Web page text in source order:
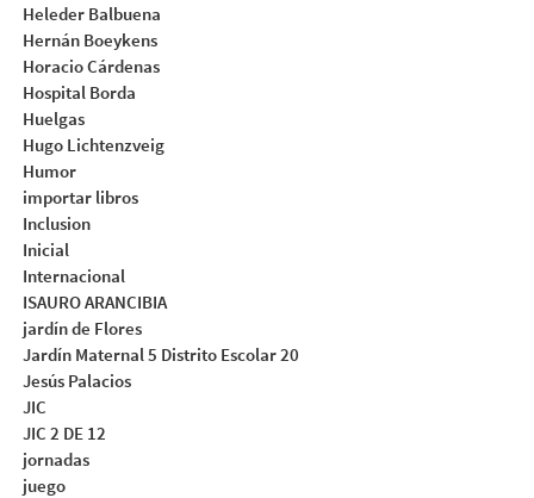
Heleder Balbuena
Hernán Boeykens
Horacio Cárdenas
Hospital Borda
Huelgas
Hugo Lichtenzveig
Humor
importar libros
Inclusion
Inicial
Internacional
ISAURO ARANCIBIA
jardín de Flores
Jardín Maternal 5 Distrito Escolar 20
Jesús Palacios
JIC
JIC 2 DE 12
jornadas
juego